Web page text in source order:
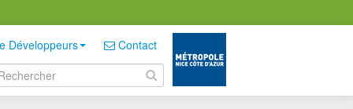
Développeurs Contact